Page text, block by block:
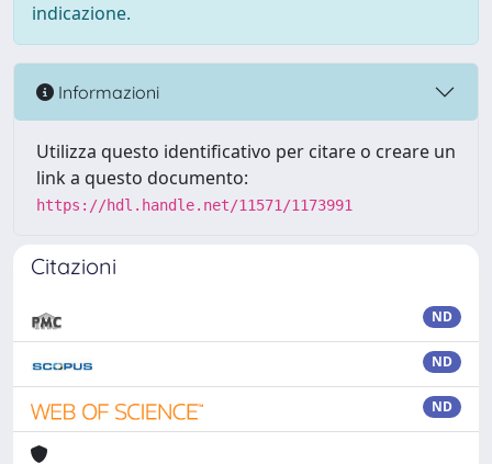
indicazione.
Informazioni
Utilizza questo identificativo per citare o creare un
link a questo documento:
https://hdl.handle.net/11571/1173991
Citazioni
ND
ND
ND